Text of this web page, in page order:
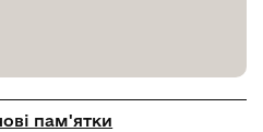
пам'ятки